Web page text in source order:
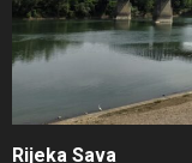
Rijeka Sava